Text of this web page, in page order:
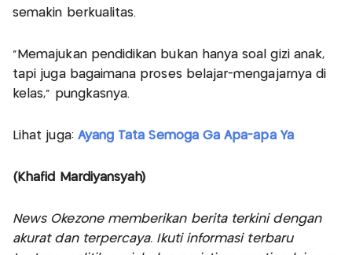
semakin berkualitas.
"Memajukan pendidikan bukan hanya soal gizi anak,
tapi juga bagaimana proses belajar-mengajarnya di
kelas," pungkasnya.
Lihat juga: Ayang Tata Semoga Ga Apa-apa Ya
(Khafid Mardiyansyah)
News Okezone memberikan berita terkini dengan
akurat dan terpercaya. Ikuti informasi terbaru